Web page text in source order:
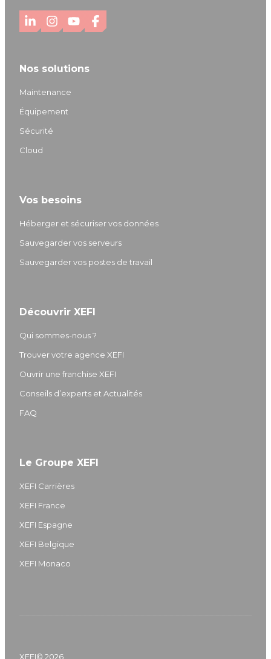
L
k
e
n
I
t
a
a
Y
T
F
Nos solutions
Maintenance
Équipement
Sécurité
Cloud
Vos besoins
Héberger et sécuriser vos données
Sauvegarder vos serveurs
Sauvegarder vos postes de travail
Découvrir XEFI
Qui sommes-nous ?
Trouver votre agence XEFI
Ouvrir une franchise XEFI
Conseils d’experts et Actualités
FAQ
Le Groupe XEFI
XEFI Carrières
XEFI France
XEFI Espagne
XEFI Belgique
XEFI Monaco
XEFI© 2026